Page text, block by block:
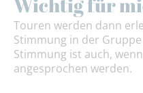
Touren werden dann
Stimmung in der
Stimmung ist auch,
angesprochen werden.